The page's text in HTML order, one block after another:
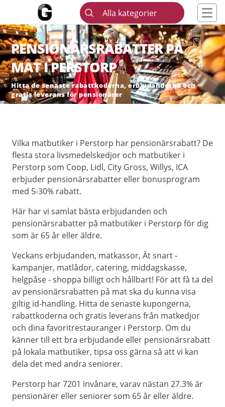
Alla kategorier
PENSIONÄRSRABATTER PÅ
MAT I PERSTORP
Hitta de senaste rabattkoderna, erbjudanderna och
gratis leverans för pensionärer
Vilka matbutiker i Perstorp har pensionärsrabatt? De
flesta stora livsmedelskedjor och matbutiker i
Perstorp som Coop, Lidl, City Gross, Willys, ICA
erbjuder pensionärsrabatter eller bonusprogram
med 5-30% rabatt.
Här har vi samlat bästa erbjudanden och
pensionärsrabatter på matbutiker i Perstorp för dig
som är 65 år eller äldre.
Veckans erbjudanden, matkassor, Ät snart -
kampanjer, matlådor, catering, middagskasse,
helgpåse - shoppa billigt och hållbart! För att få ta del
av pensionärsrabatten på mat ska du kunna visa
giltig id-handling. Hitta de senaste kupongerna,
rabattkoderna och gratis leverans från matkedjor
och dina favoritrestauranger i Perstorp. Om du
känner till ett bra erbjudande eller pensionärsrabatt
på lokala matbutiker, tipsa oss gärna så att vi kan
dela det med andra seniorer.
Perstorp har 7201 invånare, varav nästan 27.3% är
pensionärer eller seniorer som 65 år eller äldre.